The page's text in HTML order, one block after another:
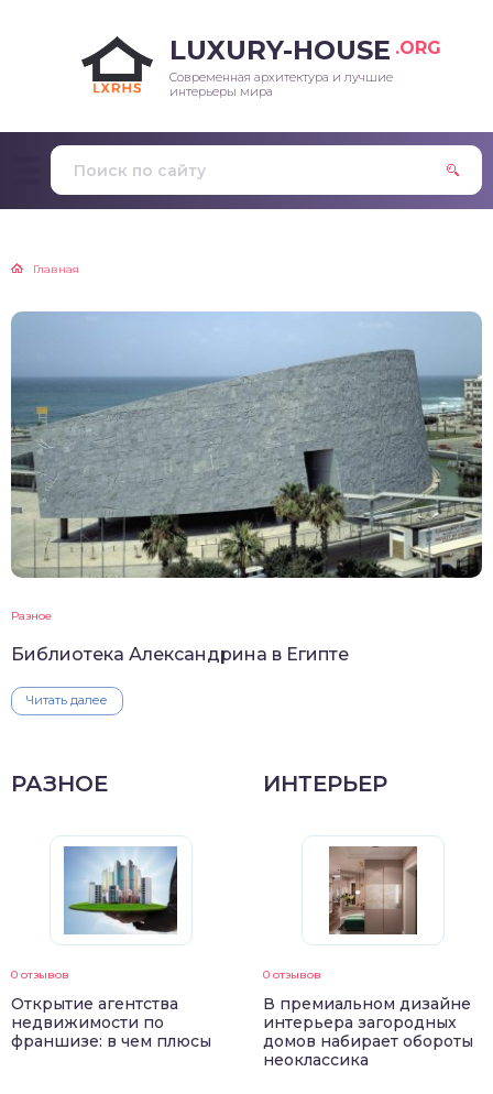
LUXURY-HOUSE .ORG
Современная архитектура и лучшие
интерьеры мира
Главная
Разное
Библиотека Александрина в Египте
Читать далее
РАЗНОЕ
0 отзывов
Открытие агентства
недвижимости по
франшизе: в чем плюсы
ИНТЕРЬЕР
0 отзывов
В премиальном дизайне
интерьера загородных
домов набирает обороты
неоклассика